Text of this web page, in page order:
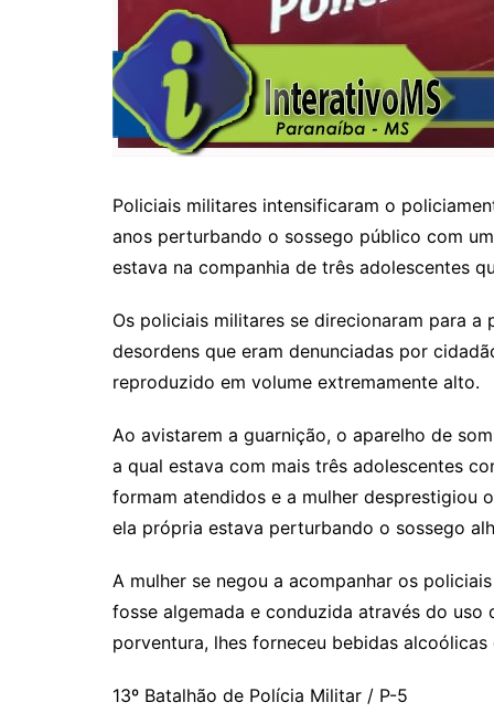
Policiais militares intensificaram o
anos perturbando o sossego público com
estava na companhia de três adolescentes
Os policiais militares se direcionaram para
desordens que eram denunciadas por
reproduzido em volume extremamente alto.
Ao avistarem a guarnição, o aparelho de
a qual estava com mais três adolescentes
formam atendidos e a mulher desprestigiou
ela própria estava perturbando o sossego
A mulher se negou a acompanhar os
fosse algemada e conduzida através do
porventura, lhes forneceu bebidas alcoólicas
13º Batalhão de Polícia Militar / P-5